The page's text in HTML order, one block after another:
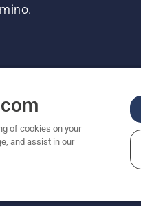
reservados.
of cookies on your
and assist in our